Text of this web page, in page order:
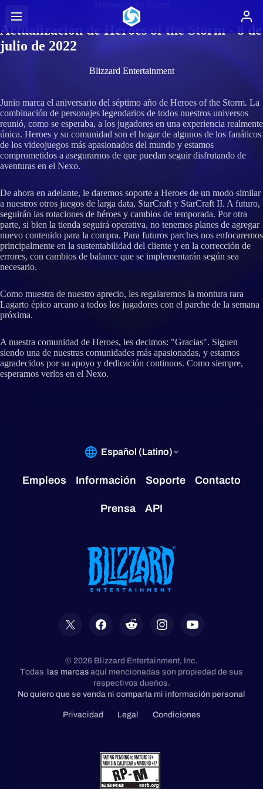
Heroes of the Storm
Actualización de Heroes of the Storm - 8 de
julio de 2022
Blizzard Entertainment
Junio marca el aniversario del séptimo año de Heroes of the Storm. La
combinación de personajes legendarios de todos nuestros universos
reunió, como se esperaba, a los jugadores en una experiencia realmente
única. Heroes y su comunidad son el hogar de algunos de los fanáticos
de los videojuegos más apasionados del mundo y estamos
comprometidos a asegurarnos de que puedan seguir disfrutando de
aventuras en el Nexo.
De ahora en adelante, le daremos soporte a Heroes de un modo similar
a nuestros otros juegos de larga data, StarCraft y StarCraft II. A futuro,
seguirán las rotaciones de héroes y cambios de temporada. Por otra
parte, si bien la tienda seguirá operativa, no tenemos planes de agregar
nuevo contenido para la compra. Para futuros parches nos enfocaremos
principalmente en la sustentabilidad del cliente y en la corrección de
errores, con cambios de balance que se implementarán según sea
necesario.
Como muestra de nuestro aprecio, les regalaremos la montura rara
Lagarto épico arcano a todos los jugadores con el parche de la semana
próxima.
A nuestra comunidad de Heroes, les decimos: "Gracias". Siguen
siendo una de nuestras comunidades más apasionadas, y estamos
agradecidos por su apoyo y dedicación continuos. Como siempre,
esperamos verlos en el Nexo.